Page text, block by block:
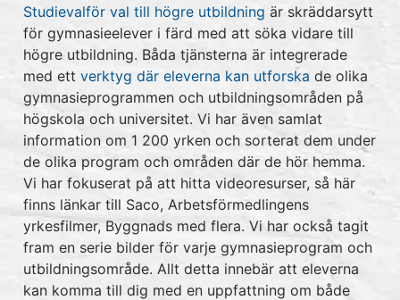
Studievalför val till högre utbildning är skräddarsytt
för gymnasieelever i färd med att söka vidare till
högre utbildning. Båda tjänsterna är integrerade
med ettverktyg där eleverna kan utforska de olika
gymnasieprogrammen och utbildningsområden på
högskola och universitet. Vi har även samlat
information om 1 200 yrken och sorterat dem under
de olika program och områden där de hör hemma.
Vi har fokuserat på att hitta videoresurser, så här
finns länkar till Saco, Arbetsförmedlingens
yrkesfilmer, Byggnads med flera. Vi har också tagit
fram en serie bilder för varje gymnasieprogram och
utbildningsområde. Allt detta innebär att eleverna
kan komma till dig med en uppfattning om både